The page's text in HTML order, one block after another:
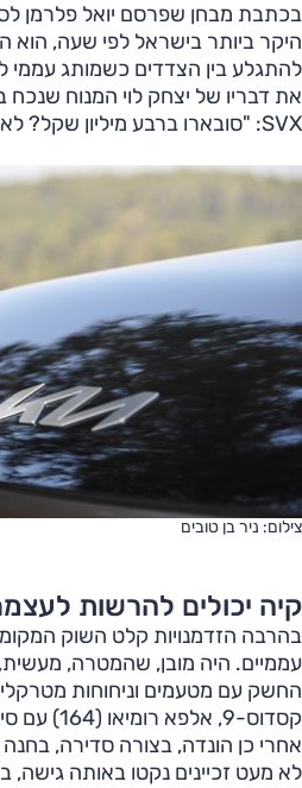
בכתבת מבחן שפרסם יואל פלרמן
היקר ביותר בישראל לפי שעה, הוא
להתגלע בין הצדדים כשמותג עממי
את דבריו של יצחק לוי המנוח שנכח
SVX: "סובארו ברבע מיליון שקל? לא יקנו".
צילום: ניר בן טובים
קיה יכולים להרשות
בהרבה הזדמנויות קלט השוק
עממיים. היה מובן, שהמטרה, מעשית,
החשק עם מטעמים וניחוחות
קסדוס-9,
אחרי כן הונדה, בצורה סדירה,
לא מעט זכיינים נקטו באותה גישה,